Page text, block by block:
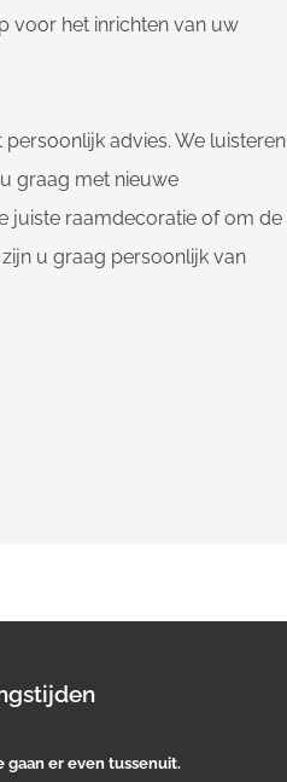
voor het inrichten van uw
advies. We luisteren
graag met nieuwe
juiste raamdecoratie of om de
u graag persoonlijk van
gaan er even tussenuit.